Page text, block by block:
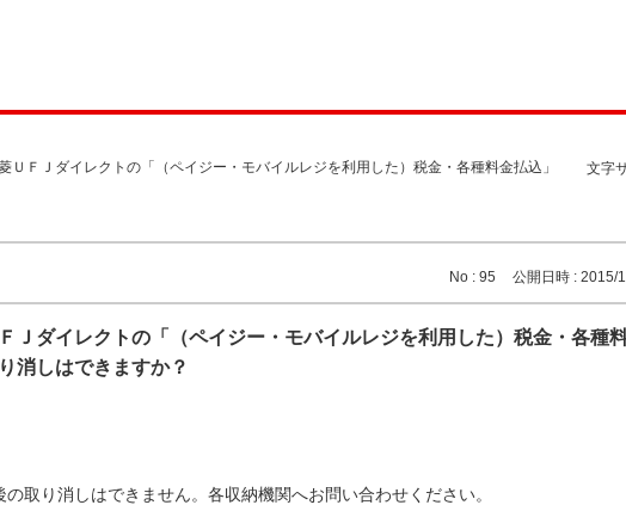
文字
ＵＦＪダイレクトの「（ペイジー・モバイルレジを利用した）税金・各種料金払込」
No : 95 公開日時 : 2015/
Ｊダイレクトの「（ペイジー・モバイルレジを利用した）税金・各種
消しはできますか？
の取り消しはできません。各収納機関へお問い合わせください。